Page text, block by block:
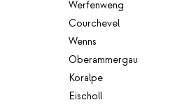
Werfenweng
Courchevel
Wenns
Oberammergau
Koralpe
Eischoll